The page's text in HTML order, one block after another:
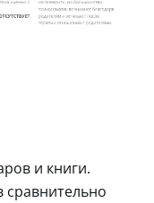
и книги.
сравнительно